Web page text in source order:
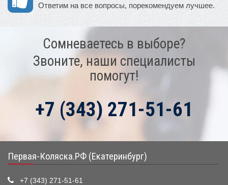
Ответим на все вопросы, порекомендуем лучшее.
Сомневаетесь в выборе?
Звоните, наши специалисты
помогут!
+7 (343) 271-51-61
Первая-Коляска.РФ (Екатеринбург)
+7 (343) 271-51-61